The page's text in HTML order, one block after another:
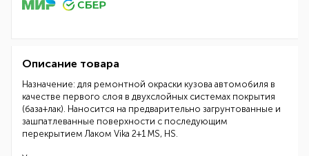
Описание товара
Назначение: для ремонтной окраски кузова автомобиля в
качестве первого слоя в двухслойных системах покрытия
(база+лак). Наносится на предварительно загрунтованные и
зашпатлеванные поверхности с последующим
перекрытием Лаком Vika 2+1 MS, HS.